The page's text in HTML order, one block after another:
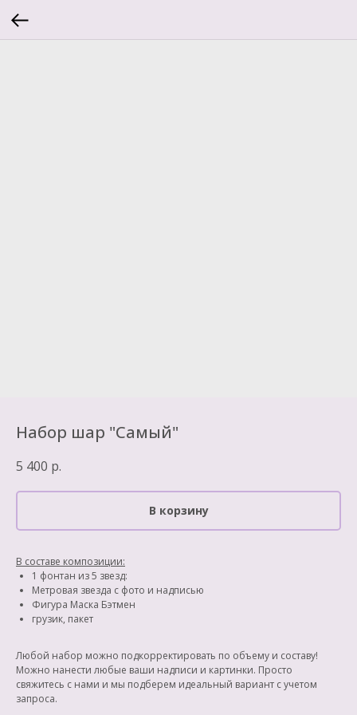
Набор шар "Самый"
5 400 р.
В корзину
В составе композиции:
1 фонтан из 5 звезд:
Метровая звезда с фото и надписью
Фигура Маска Бэтмен
грузик, пакет
Любой набор можно подкорректировать по объему и составу!
Можно нанести любые ваши надписи и картинки. Просто
свяжитесь с нами и мы подберем идеальный вариант с учетом
запроса.